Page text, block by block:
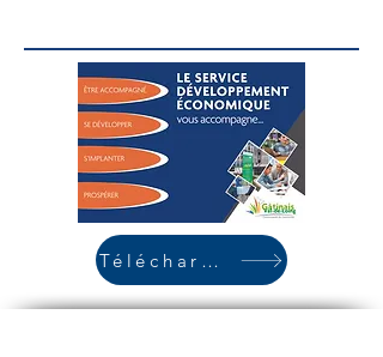
Télécharger